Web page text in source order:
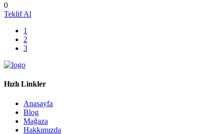
0
Teklif Al
1
2
3
Hızlı Linkler
Anasayfa
Blog
Mağaza
Hakkımızda